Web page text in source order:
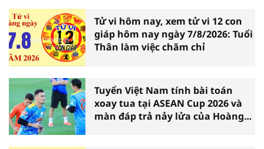
Tử vi hôm nay, xem tử vi 12 con
giáp hôm nay ngày 7/8/2026: Tuổi
Thân làm việc chăm chỉ
Tuyển Việt Nam tính bài toán
xoay tua tại ASEAN Cup 2026 và
màn đáp trả nảy lửa của Hoàng